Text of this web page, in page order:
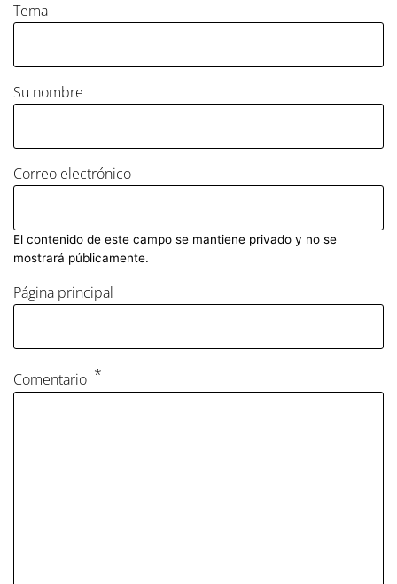
Tema
Su nombre
Correo electrónico
El contenido de este campo se mantiene privado y no se
mostrará públicamente.
Página principal
Comentario